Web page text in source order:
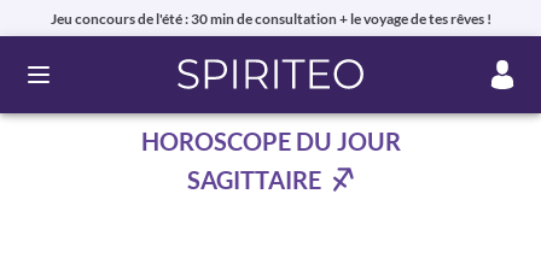
Jeu concours de l'été : 30 min de consultation + le voyage de tes rêves !
Ouvrir le menu
HOROSCOPE DU JOUR
SAGITTAIRE